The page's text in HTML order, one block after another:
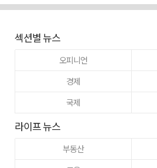
섹션별 뉴스
오피니언
경제
국제
라이프 뉴스
부동산